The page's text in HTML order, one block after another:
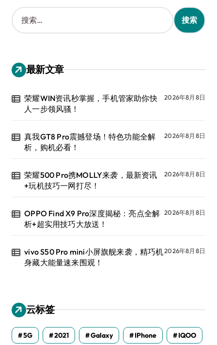
搜
索
：
最新文章
荣耀WIN资讯秒掌握，手机管家助你快
人一步领风骚！
2026年8月8日
真我GT8 Pro震撼登场！特色功能全解
析，购机必看！
2026年8月8日
荣耀500 Pro携MOLLY来袭，最新资讯
+玩机技巧一网打尽！
2026年8月8日
OPPO Find X9 Pro深度揭秘：亮点全解
析+超实用技巧大放送！
2026年8月8日
vivo S50 Pro mini小屏旗舰来袭，精巧机
身藏大能量速来围观！
2026年8月8日
云标签
5G 2021 Galaxy IPhone IQOO